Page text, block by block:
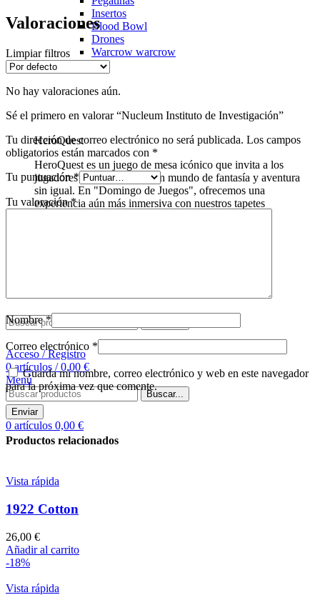
Insertos
Blood Bowl
Drones
Warcrow warcrow
HeroQuest
HeroQuest es un juego de mesa icónico que invita a los
jugadores a sumergirse en un mundo de fantasía y aventura
sin igual. En "Domingo de Juegos", ofrecemos una
experiencia aún más inmersiva con nuestros tapetes
Acceso / Registro
0artículos / 0,00 €
Menú
Buscar...
0 artículos 0,00 €
Valoraciones
Limpiar filtros
No hay valoraciones aún.
Sé el primero en valorar “Nucleum Instituto de Investigación”
Tu dirección de correo electrónico no será publicada. Los campos
obligatorios están marcados con *
Tu puntuación*
Tu valoración*
Nombre*
Correo electrónico *
Guarda mi nombre, correo electrónico y web en este navegador
para la próxima vez que comente.
Productos relacionados
Vista rápida
1922 Cotton
26,00 €
Añadir al carrito
-18%
Vista rápida